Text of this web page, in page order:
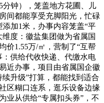
分钟），笼盖地方花圃、儿
间都能享受充脚阳光，忙碌
加1米，办事内容笼盖“平
度：徽盐集团做为省属国
价1.55万/㎡，营制了“互帮
供给代收快递、代缴水电
近办事，项目由省属国企徽
升级”打算，都能找到适合
区糊口连系，逛乐设备边缘
业从供给“专属扣头券”，不